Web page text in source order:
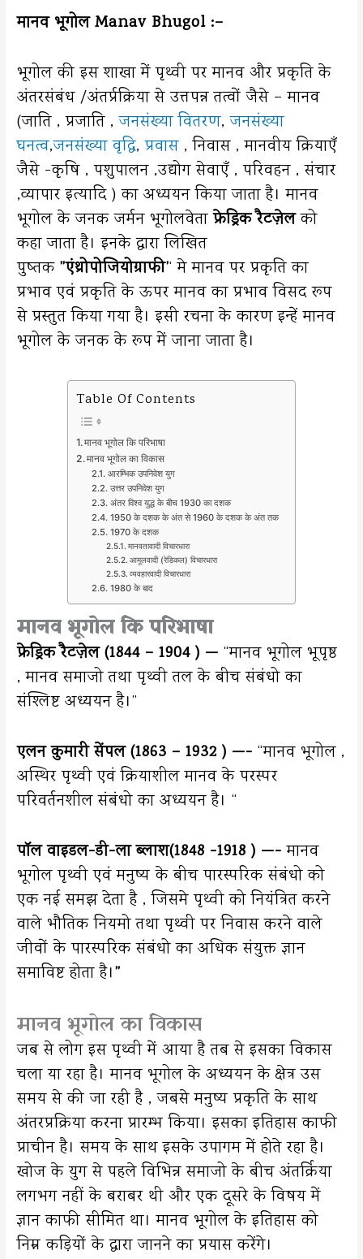
मानव भूगोल Manav Bhugol :–
भूगोल की इस शाखा में पृथ्वी पर मानव और प्रकृति के
अंतरसंबंध /अंतर्प्रक्रिया से उत्तपन्न तत्वों जैसे – मानव
(जाति , प्रजाति ,जनसंख्या वितरण,जनसंख्या
घनत्व,जनसंख्या वृद्धि,प्रवास , निवास , मानवीय क्रियाएँ
जैसे -कृषि , पशुपालन ,उद्योग सेवाएँ , परिवहन , संचार
,व्यापार इत्यादि ) का अध्ययन किया जाता है। मानव
भूगोल के जनक जर्मन भूगोलवेताफ्रेड्रिक रैटज़ेलको
कहा जाता है। इनके द्वारा लिखित
पुष्तक”एंथ्रोपोजियोग्राफी’‘ मे मानव पर प्रकृति का
प्रभाव एवं प्रकृति के ऊपर मानव का प्रभाव विसद रूप
से प्रस्तुत किया गया है। इसी रचना के कारण इन्हें मानव
भूगोल के जनक के रूप में जाना जाता है।
Table Of Contents
मानव भूगोल कि परिभाषा
मानव भूगोल का विकास
आरम्भिक उपनिवेश युग
उत्तर उपनिवेश युग
अंतर विश्व युद्ध के बीच 1930 का दशक
1950 के दशक के अंत से 1960 के दशक के अंत तक
1970 के दशक
मानवतावादी विचारधारा
आमूलवादी (रेडिकल) विचारधारा
व्यवहारवादी विचारधारा
1980 के बाद
मानव भूगोल कि परिभाषा
फ्रेड्रिक रैटज़ेल (1844 – 1904 ) —“मानव भूगोल भूपृष्ठ
, मानव समाजो तथा पृथ्वी तल के बीच संबंधो का
संश्लिष्ट अध्ययन है।”
एलन कुमारी सेंपल (1863 – 1932 ) —- “मानव भूगोल ,
अस्थिर पृथ्वी एवं क्रियाशील मानव के परस्पर
परिवर्तनशील संबंधो का अध्ययन है। “
पॉल वाइडल-डी-ला ब्लाश(1848 -1918 ) —- मानव
भूगोल पृथ्वी एवं मनुष्य के बीच पारस्परिक संबंधो को
एक नई समझ देता है , जिसमे पृथ्वी को नियंत्रित करने
वाले भौतिक नियमो तथा पृथ्वी पर निवास करने वाले
जीवों के पारस्परिक संबंधो का अधिक संयुक्त ज्ञान
समाविष्ट होता है।”
मानव भूगोल का विकास
जब से लोग इस पृथ्वी में आया है तब से इसका विकास
चला या रहा है। मानव भूगोल के अध्ययन के क्षेत्र उस
समय से की जा रही है , जबसे मनुष्य प्रकृति के साथ
अंतरप्रक्रिया करना प्रारम्भ किया। इसका इतिहास काफी
प्राचीन है। समय के साथ इसके उपागम में होते रहा है।
खोज के युग से पहले विभिन्न समाजो के बीच अंतर्क्रिया
लगभग नहीं के बराबर थी और एक दूसरे के विषय में
ज्ञान काफी सीमित था। मानव भूगोल के इतिहास को
निम्न कड़ियों के द्वारा जानने का प्रयास करेंगे।